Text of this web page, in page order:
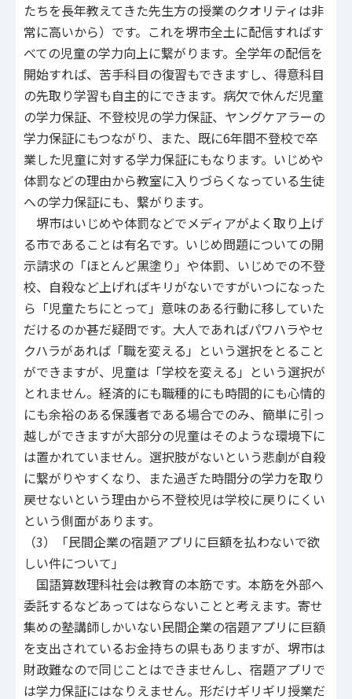
たちを長年教えてきた先生方の授業のクオリティは非
常に高いから）です。これを堺市全土に配信すればす
べての児童の学力向上に繋がります。全学年の配信を
開始すれば、苦手科目の復習もできますし、得意科目
の先取り学習も自主的にできます。病欠で休んだ児童
の学力保証、不登校児の学力保証、ヤングケアラーの
学力保証にもつながり、また、既に6年間不登校で卒
業した児童に対する学力保証にもなります。いじめや
体罰などの理由から教室に入りづらくなっている生徒
への学力保証にも、繋がります。
堺市はいじめや体罰などでメディアがよく取り上げ
る市であることは有名です。いじめ問題についての開
示請求の「ほとんど黒塗り」や体罰、いじめでの不登
校、自殺など上げればキリがないですがいつになった
ら「児童たちにとって」意味のある行動に移していた
だけるのか甚だ疑問です。大人であればパワハラやセ
クハラがあれば「職を変える」という選択をとること
ができますが、児童は「学校を変える」という選択が
とれません。経済的にも職種的にも時間的にも心情的
にも余裕のある保護者である場合でのみ、簡単に引っ
越しができますが大部分の児童はそのような環境下に
は置かれていません。選択肢がないという悲劇が自殺
に繋がりやすくなり、また過ぎた時間分の学力を取り
戻せないという理由から不登校児は学校に戻りにくい
という側面があります。
（3）「民間企業の宿題アプリに巨額を払わないで欲
しい件について」
国語算数理科社会は教育の本筋です。本筋を外部へ
委託するなどあってはならないことと考えます。寄せ
集めの塾講師しかいない民間企業の宿題アプリに巨額
を支出されているお金持ちの県もありますが、堺市は
財政難なので同じことはできませんし、宿題アプリで
は学力保証にはなりえません。形だけギリギリ授業だ